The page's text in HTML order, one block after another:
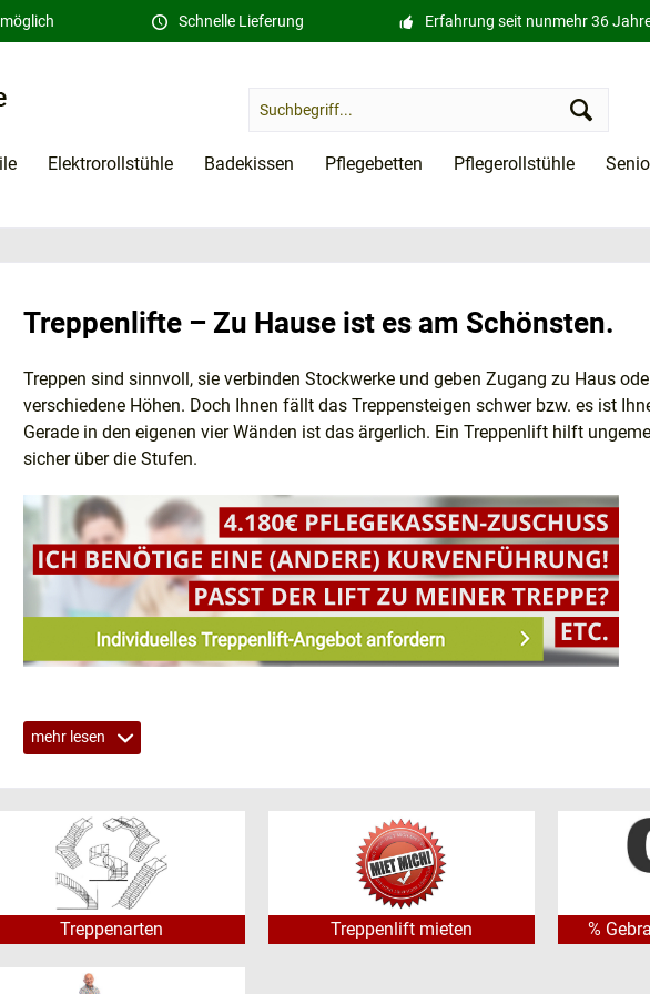
Schnelle Lieferung Erfahrung seit nunmehr 36
Elektrorollstühle Badekissen Pflegebetten Pflegerollstühle
Treppenlifte – Zu Hause ist es am Schönsten.
Treppen sind sinnvoll, sie verbinden Stockwerke und geben Zugang zu Haus
verschiedene Höhen. Doch Ihnen fällt das Treppensteigen schwer bzw. es ist
Gerade in den eigenen vier Wänden ist das ärgerlich. Ein Treppenlift hilft
sicher über die Stufen.
Nein, im Gegensatz zu anderen Herstellern verzichten wir grundsätzlich auf
4.180 € Rückerstattung (Bezuschussung)
Schon gewusst? Treppenliftanlagen können durch die Pflegekassen mit bis zu
wohnumfeldverbessernde Maßnahme bezuschusst werden! Pflegestufe I, II
Pflegebedürftige in einem Haushalt leben.
mehr lesen
Treppenarten Treppenlift mieten %